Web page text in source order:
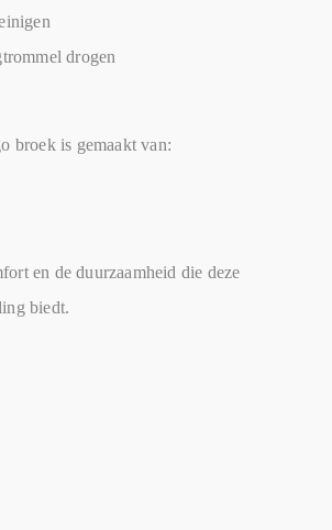
drogen
broek is gemaakt van:
en de duurzaamheid die deze
biedt.